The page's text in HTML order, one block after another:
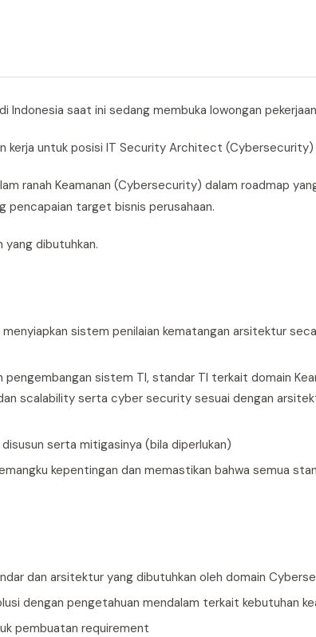
Indonesia saat ini sedang membuka lowongan
kerja untuk posisi IT Security Architect (Cybersecurity)
ranah Keamanan (Cybersecurity) dalam roadmap
pencapaian target bisnis perusahaan.
yang dibutuhkan.
sistem penilaian kematangan arsitektur
sistem TI, standar TI terkait domain
scalability serta cyber security sesuai dengan
serta mitigasinya (bila diperlukan)
kepentingan dan memastikan bahwa semua
dan arsitektur yang dibutuhkan oleh domain
dengan pengetahuan mendalam terkait kebutuhan
pembuatan requirement